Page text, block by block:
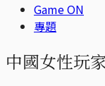
Game ON
專題
中國女性玩